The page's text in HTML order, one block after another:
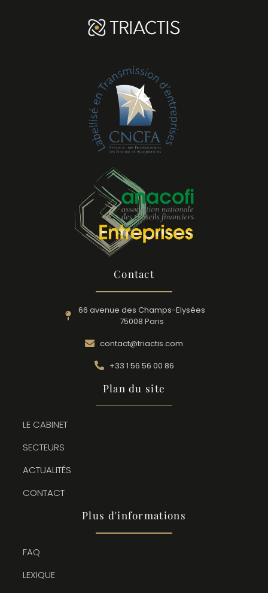
Contact
66 avenue des Champs-Elysées
75008 Paris
contact@triactis.com
+33 1 56 56 00 86
Plan du site
LE CABINET
SECTEURS
ACTUALITÉS
CONTACT
Plus d'informations
FAQ
LEXIQUE